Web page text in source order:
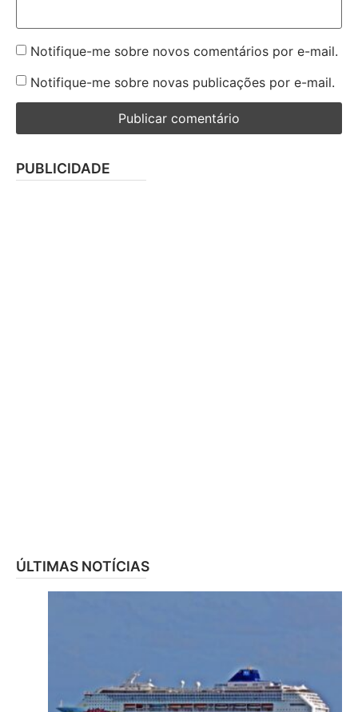
Notifique-me sobre novos comentários por e-mail.
Notifique-me sobre novas publicações por e-mail.
PUBLICIDADE
ÚLTIMAS NOTÍCIAS